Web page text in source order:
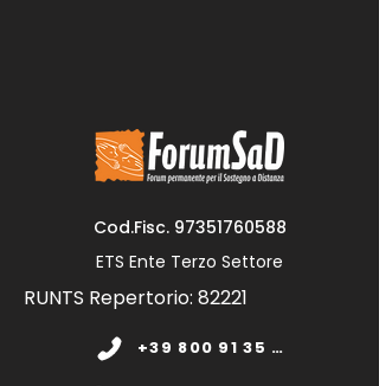
Cod.Fisc. 97351760588
ETS Ente Terzo Settore
RUNTS Repertorio: 82221
+39 800 91 35 11